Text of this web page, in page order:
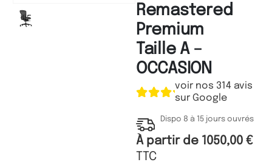
Remastered
Premium
Taille A –
OCCASION
voir nos 314 avis
sur Google
Dispo 8 à 15 jours ouvrés
À partir de 1050,00 €
TTC